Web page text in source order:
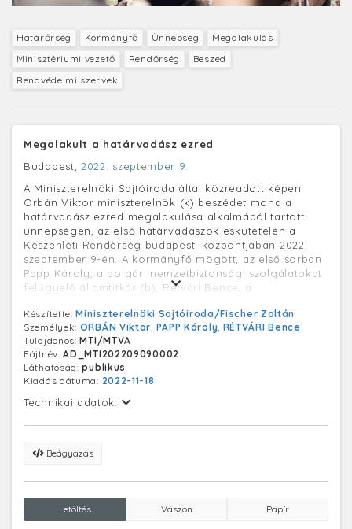
Határőrség Kormányfő Ünnepség
Megalakulás
Minisztériumi vezető
Rendőrség
Beszéd
Rendvédelmi szervek
Megalakult a határvadász ezred
Budapest, 2022. szeptember 9.
A Miniszterelnöki Sajtóiroda által közreadott képen
Orbán Viktor miniszterelnök (k) beszédet mond a
határvadász ezred megalakulása alkalmából tartott
ünnepségen, az első határvadászok eskütételén a
Készenléti Rendőrség budapesti központjában 2022.
szeptember 9-én. A kormányfő mögött, az első sorban
Papp Károly, a polgári nemzetbiztonsági szolgálatokat
felügyelő államtitkár (b), Rétvári Bence, a
Készítette:Miniszterelnöki Sajtóiroda/Fischer Zoltán
Személyek: ORBÁN Viktor PAPP Károly RÉTVÁRI Bence
Tulajdonos:MTI/MTVA
Fájlnév:AD_MTI202209090002
Láthatóság:publikus
Kiadás dátuma: 2022-11-18
Technikai adatok:
Beágyazás
Letöltés Vászon Papír